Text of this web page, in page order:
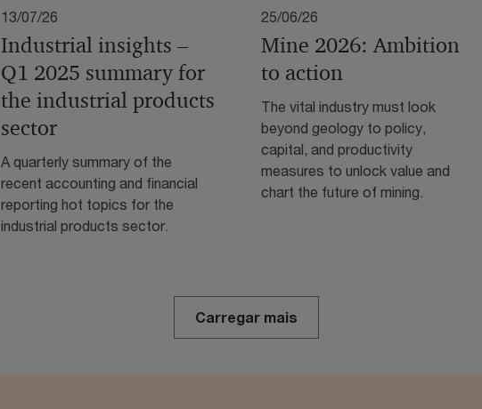
13/07/26
Industrial insights –
Q1 2025 summary for
the industrial products
sector
A quarterly summary of the
recent accounting and financial
reporting hot topics for the
industrial products sector.
25/06/26
Mine 2026: Ambition
to action
The vital industry must look
beyond geology to policy,
capital, and productivity
measures to unlock value and
chart the future of mining.
Carregar mais